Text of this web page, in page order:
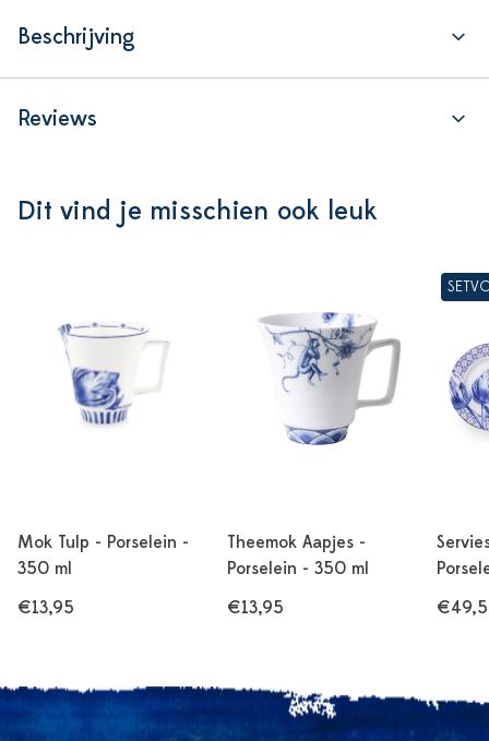
Beschrijving
Reviews
Dit vind je misschien ook leuk
Mok Tulp - Porselein -
350 ml
€13,95
Theemok Aapjes -
Porselein - 350 ml
€13,95